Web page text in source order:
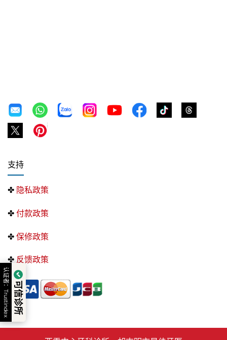
支持
✤ 隐私政策
✤ 付款政策
✤ 保修政策
✤ 反馈政策
可信诊所
认证者：Trustindex